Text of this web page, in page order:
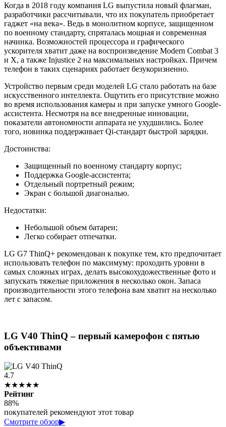
Когда в 2018 году компания LG выпустила новый флагман,
разработчики рассчитывали, что их покупатель приобретает
гаджет «на века». Ведь в монолитном корпусе, защищенном
по военному стандарту, спряталась мощная и современная
начинка. Возможностей процессора и графического
ускорителя хватит даже на воспроизведение Modern Combat 3
и X, а также Injustice 2 на максимальных настройках. Причем
телефон в таких сценариях работает безукоризненно.
Устройство первым среди моделей LG стало работать на базе
искусственного интеллекта. Ощутить его присутствие можно
во время использования камеры и при запуске умного Google-
ассистента. Несмотря на все внедренные инновации,
показатели автономности аппарата не ухудшились. Более
того, новинка поддерживает Qi-стандарт быстрой зарядки.
Достоинства:
Защищенный по военному стандарту корпус;
Поддержка Google-ассистента;
Отдельный портретный режим;
Экран с большой диагональю.
Недостатки:
Небольшой объем батареи;
Легко собирает отпечатки.
LG G7 ThinQ+ рекомендован к покупке тем, кто предпочитает
использовать телефон по максимуму: проходить уровни в
самых сложных играх, делать высокохудожественные фото и
запускать тяжелые приложения в несколько окон. Запаса
производительности этого телефона вам хватит на несколько
лет с запасом.
LG V40 ThinQ – первый камерофон с пятью
объективами
4.7
★★★★★
Рейтинг
88%
покупателей рекомендуют этот товар
Смотрите обзор▶